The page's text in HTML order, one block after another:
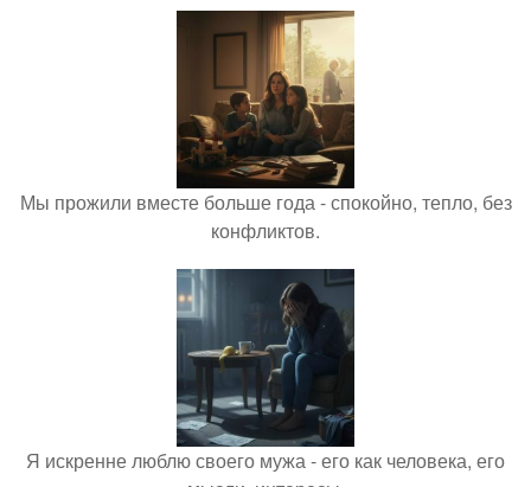
Мы прожили вместе больше года - спокойно, тепло, без
конфликтов.
Я искренне люблю своего мужа - его как человека, его